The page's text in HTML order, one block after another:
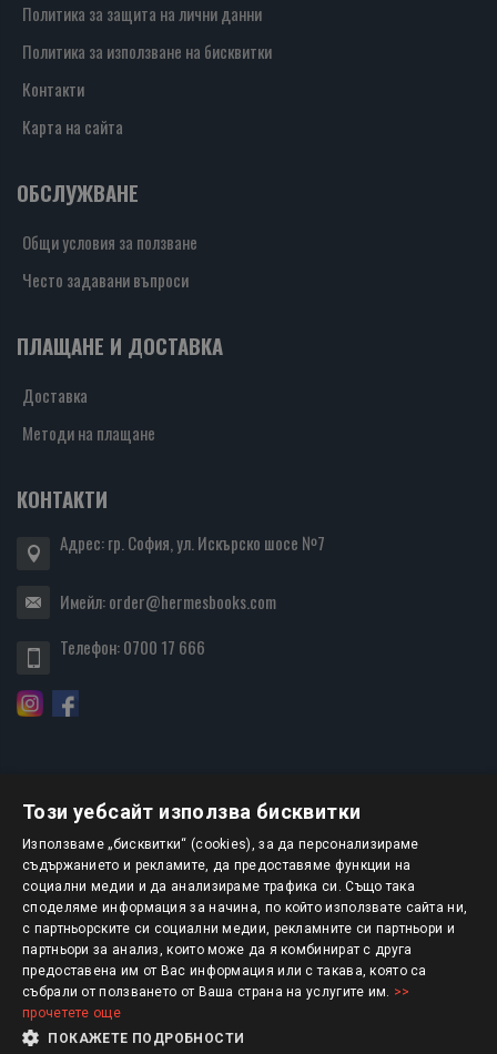
Политика за защита на лични данни
Политика за използване на бисквитки
Контакти
Карта на сайта
ОБСЛУЖВАНЕ
Общи условия за ползване
Често задавани въпроси
ПЛАЩАНЕ И ДОСТАВКА
Доставка
Методи на плащане
КОНТАКТИ
Адрес: гр. София, ул. Искърско шосе №7
Имейл:order@hermesbooks.com
Телефон:0700 17 666
БЮЛЕТИН
АБОНИРАНЕ
Авторско право © 2025 HERMESBOOKS.BG
1 EUR = 1.95583 BGN
Този уебсайт използва бисквитки
Използваме „бисквитки“ (cookies), за да персонализираме
съдържанието и рекламите, да предоставяме функции на
социални медии и да анализираме трафика си. Също така
споделяме информация за начина, по който използвате сайта ни,
с партньорските си социални медии, рекламните си партньори и
партньори за анализ, които може да я комбинират с друга
предоставена им от Вас информация или с такава, която са
събрали от ползването от Ваша страна на услугите им. >>
прочетете още
ПОКАЖЕТЕ ПОДРОБНОСТИ